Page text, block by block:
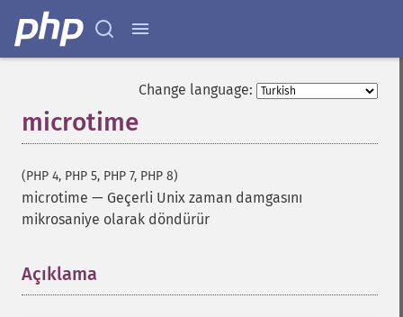
Change language:
microtime
(PHP 4, PHP 5, PHP 7, PHP 8)
microtime — Geçerli Unix zaman damgasını
mikrosaniye olarak döndürür
Açıklama